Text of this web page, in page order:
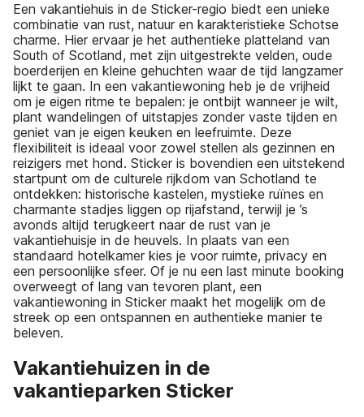
Een vakantiehuis in de Sticker-regio biedt een unieke
combinatie van rust, natuur en karakteristieke Schotse
charme. Hier ervaar je het authentieke platteland van
South of Scotland, met zijn uitgestrekte velden, oude
boerderijen en kleine gehuchten waar de tijd langzamer
lijkt te gaan. In een vakantiewoning heb je de vrijheid
om je eigen ritme te bepalen: je ontbijt wanneer je wilt,
plant wandelingen of uitstapjes zonder vaste tijden en
geniet van je eigen keuken en leefruimte. Deze
flexibiliteit is ideaal voor zowel stellen als gezinnen en
reizigers met hond. Sticker is bovendien een uitstekend
startpunt om de culturele rijkdom van Schotland te
ontdekken: historische kastelen, mystieke ruïnes en
charmante stadjes liggen op rijafstand, terwijl je ’s
avonds altijd terugkeert naar de rust van je
vakantiehuisje in de heuvels. In plaats van een
standaard hotelkamer kies je voor ruimte, privacy en
een persoonlijke sfeer. Of je nu een last minute booking
overweegt of lang van tevoren plant, een
vakantiewoning in Sticker maakt het mogelijk om de
streek op een ontspannen en authentieke manier te
beleven.
Vakantiehuizen in de
vakantieparken Sticker